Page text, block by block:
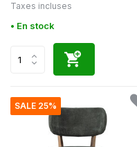
Taxes incluses
• En stock
SALE 25%